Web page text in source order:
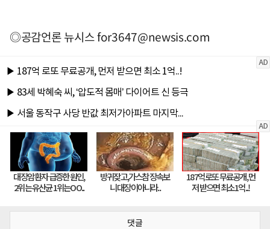
◎공감언론 뉴시스for3647@newsis.com
댓글